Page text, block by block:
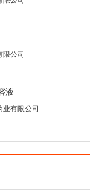
限公司
液
有限公司